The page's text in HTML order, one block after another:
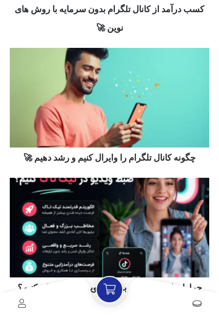
کسب درآمد از کانال تلگرام بدون سرمایه با روش های
نوین 🚀
چگونه کانال تلگرام را وایرال کنیم و رشد دهیم 🚀
چرا باید امروز شروع به ضبط ویدیو در تیک تاک کنیم؟